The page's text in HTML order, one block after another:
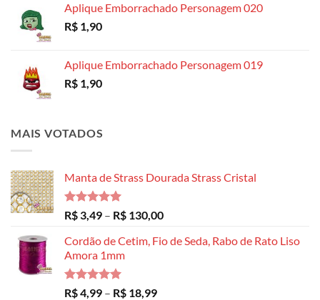
Aplique Emborrachado Personagem 020
R$ 1,90
Aplique Emborrachado Personagem 019
R$ 1,90
MAIS VOTADOS
Manta de Strass Dourada Strass Cristal
Avaliação
5.00
de 5
R$ 3,49 – R$ 130,00Faixa
preço:
Cordão de Cetim, Fio de Seda, Rabo de Rato Liso
Amora 1mm
Avaliação
R$4,99 – R$ 18,99Faixa